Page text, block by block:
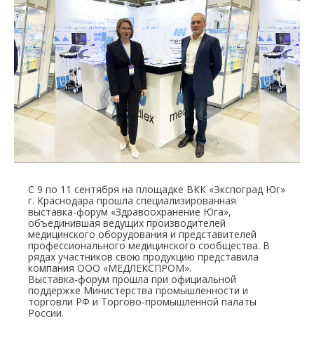
С 9 по 11 сентября на площадке ВКК «Экспоград Юг»
г. Краснодара прошла специализированная
выставка-форум «Здравоохранение Юга»,
объединившая ведущих производителей
медицинского оборудования и представителей
профессионального медицинского сообщества. В
рядах участников свою продукцию представила
компания ООО «МЕДЛЕКСПРОМ».
Выставка-форум прошла при официальной
поддержке Министерства промышленности и
торговли РФ и Торгово-промышленной палаты
России.